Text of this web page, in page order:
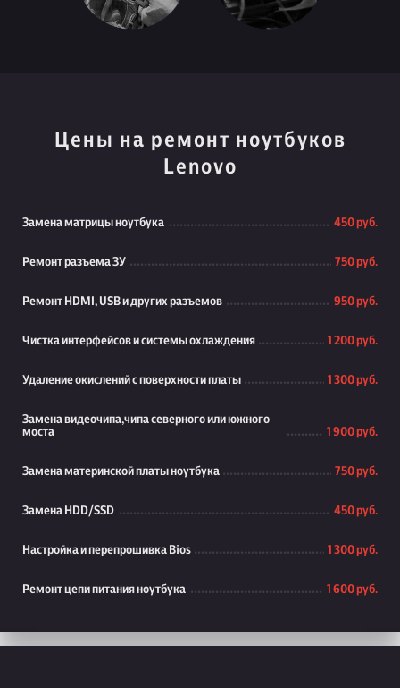
Цены на ремонт ноутбуков
Lenovo
Замена матрицы ноутбука 450 руб.
Ремонт разъема ЗУ 750 руб.
Ремонт HDMI, USB и других разъемов 950 руб.
Чистка интерфейсов и системы охлаждения 1 200 руб.
Удаление окислений с поверхности платы 1 300 руб.
Замена видеочипа,чипа северного или южного
моста
1 900 руб.
Замена материнской платы ноутбука 750 руб.
Замена HDD/SSD 450 руб.
Настройка и перепрошивка Bios 1 300 руб.
Ремонт цепи питания ноутбука 1 600 руб.